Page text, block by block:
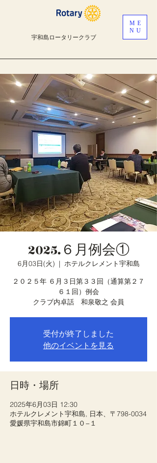
宇和島ロータリークラブ
ME
NU
2025.６月例会①
6月03日(火)
  |
ホテルクレメント宇和島
２０２５年 ６月３日第３３回（通算第２７
６１回）例会
クラブ内卓話 和泉敬之 会員
受付が終了しました
他のイベントを見る
日時・場所
2025年6月03日 12:30
ホテルクレメント宇和島, 日本、〒798-0034
愛媛県宇和島市錦町１０−１